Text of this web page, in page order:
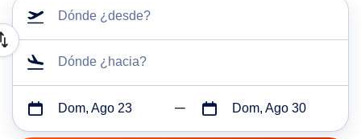
Dónde ¿desde?
Dónde ¿hacia?
Dom, Ago 23 Dom, Ago 30